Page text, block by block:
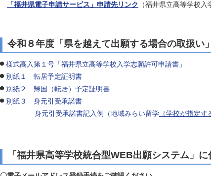
「福井県電子申請サービス」申請先リンク （福井県立高等学校
令和８年度「県を越えて出願する場合の取扱い
様式高入第１号「福井県立高等学校入学志願許可申請書」
別紙１ 転居予定証明書
別紙２ 帰国（転居）予定証明書
別紙３ 身元引受承諾書
身元引受承諾書記入例（地域みらい留学 （学校が指定す
「福井県高等学校統合型WEB出願システム」